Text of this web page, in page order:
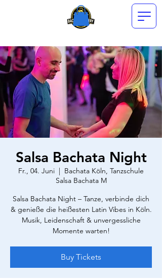
Salsa Bachata Night
Fr., 04. Juni
  |
Bachata Köln, Tanzschule
Salsa Bachata M
Salsa Bachata Night – Tanze, verbinde dich
& genieße die heißesten Latin Vibes in Köln.
Musik, Leidenschaft & unvergessliche
Momente warten!
Buy Tickets